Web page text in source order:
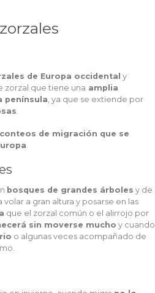
de Europa occidental y
zorzal que tiene una amplia
península , ya que se extiende por
conteos de migración que se
bosques de grandes árboles y de
a gran altura y posarse en las
que el zorzal común o el alirrojo por
sin moverse mucho y cuando
o algunas veces acompañado de